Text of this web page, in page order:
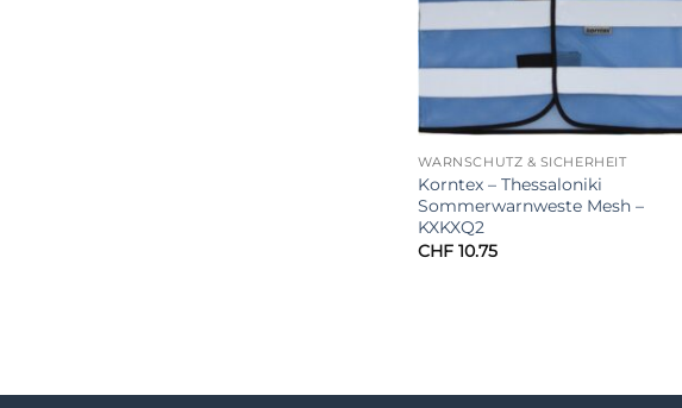
WARNSCHUTZ & SICHERHEIT
Korntex – Thessaloniki
Sommerwarnweste Mesh –
KXKXQ2
CHF10.75